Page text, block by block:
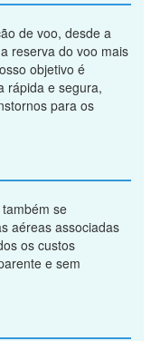
de voo, desde a
reserva do voo mais
objetivo é
rápida e segura,
para os
se
aéreas associadas
os custos
e sem